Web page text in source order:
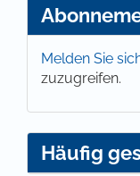
Melden Sie
zuzugreifen.
Häufig